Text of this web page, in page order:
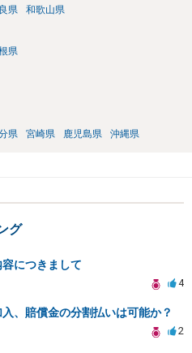
県 和歌山県
県
県 宮崎県 鹿児島県 沖縄県
グ
につきまして
4
、賠償金の分割払いは可能か？
2